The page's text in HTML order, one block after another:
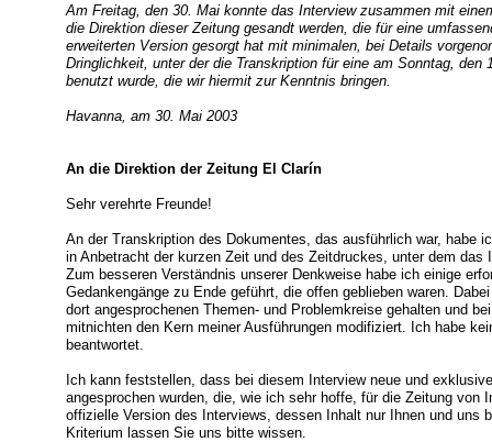
Am Freitag, den 30. Mai konnte das Interview zusammen mit
die Direktion dieser Zeitung gesandt werden, die für eine
erweiterten Version gesorgt hat mit minimalen, bei Details
Dringlichkeit, unter der die Transkription für eine am Sonntag,
benutzt wurde, die wir hiermit zur Kenntnis bringen.
Havanna, am 30. Mai 2003
An die Direktion der Zeitung El Clarín
Sehr verehrte Freunde!
An der Transkription des Dokumentes, das ausführlich war, habe
in Anbetracht der kurzen Zeit und des Zeitdruckes, unter dem
Zum besseren Verständnis unserer Denkweise habe ich einige
Gedankengänge zu Ende geführt, die offen geblieben waren.
dort angesprochenen Themen- und Problemkreise gehalten und
mitnichten den Kern meiner Ausführungen modifiziert. Ich habe
beantwortet.
Ich kann feststellen, dass bei diesem Interview neue und
angesprochen wurden, die, wie ich sehr hoffe, für die Zeitung von
offizielle Version des Interviews, dessen Inhalt nur Ihnen und uns
Kriterium lassen Sie uns bitte wissen.